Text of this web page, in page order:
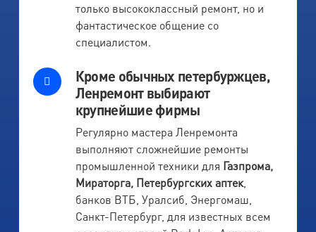
только высококлассный ремонт, но и
фантастическое общение со
специалистом.
Кроме обычных петербуржцев,
Ленремонт выбирают
крупнейшие фирмы
Регулярно мастера Ленремонта
выполняют сложнейшие ремонты
промышленной техники для Газпрома,
Мираторга, Петербургских аптек,
банков ВТБ, Уралсиб, Энергомаш,
Санкт-Петербург, для известных всем